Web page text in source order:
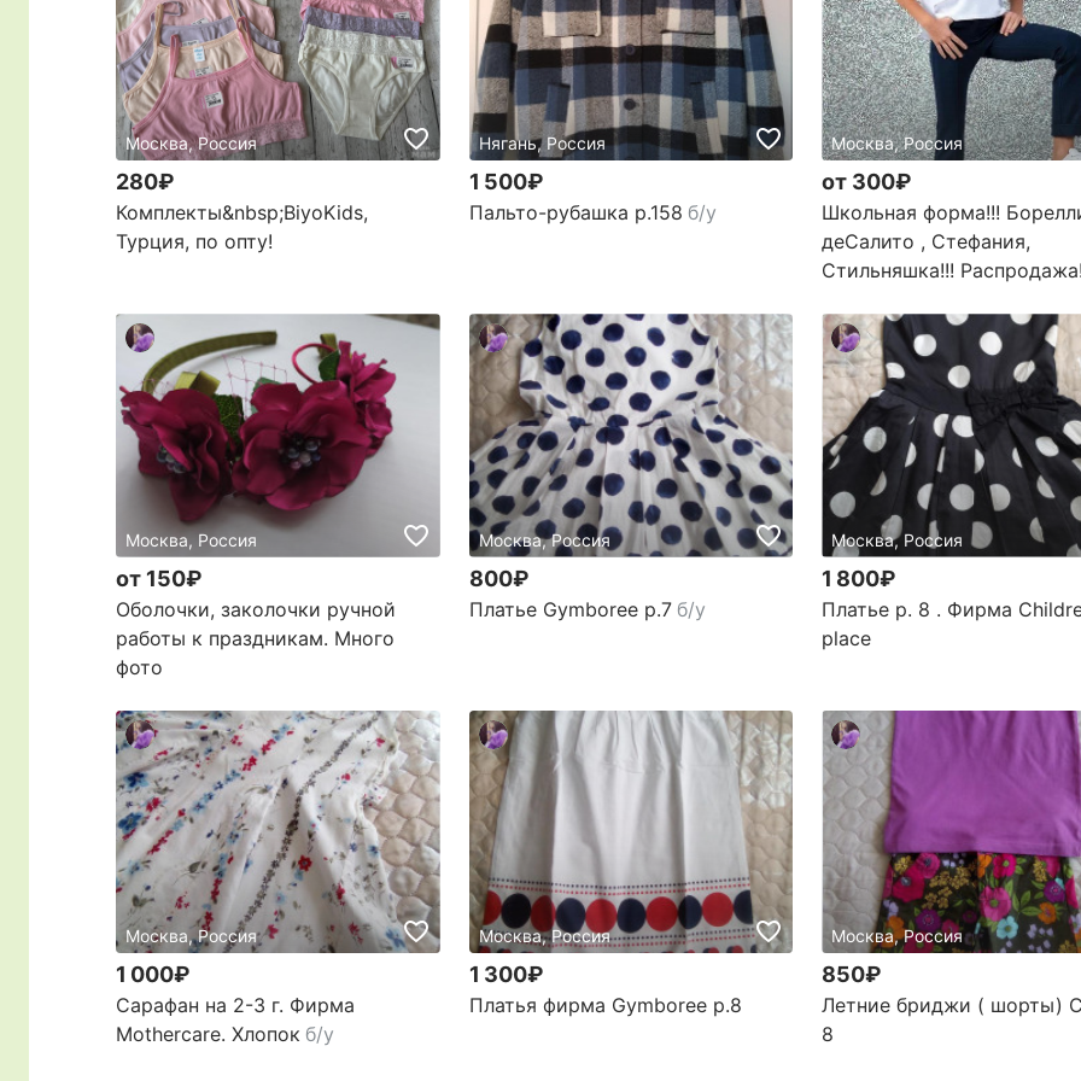
Москва, Россия
280₽
Комплекты&nbsp;BiyoKids,
Турция, по опту!
Нягань, Россия
1 500₽
Пальто-рубашка р.158 б/у
Москва, Россия
от 300₽
Школьная форма!!!
деСалито , Стефания,
Стильняшка!!!
Москва, Россия
от 150₽
Оболочки, заколочки ручной
работы к праздникам. Много
фото
Москва, Россия
800₽
Платье Gymboree р.7 б/у
Москва, Россия
1 800₽
Платье р. 8 . Фирма
place
Москва, Россия
1 000₽
Сарафан на 2-3 г. Фирма
Mothercare. Хлопок б/у
Москва, Россия
1 300₽
Платья фирма Gymboree р.8
Москва, Россия
850₽
Летние бриджи ( шорты)
8